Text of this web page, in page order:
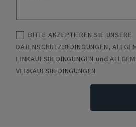
BITTE AKZEPTIEREN SIE UNSERE
DATENSCHUTZBEDINGUNGEN,
EINKAUFSBEDINGUNGEN und
VERKAUFSBEDINGUNGEN